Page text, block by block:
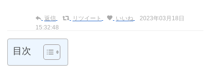
返信 リツイート いいね
2023年03月18日
15:32:48
目次